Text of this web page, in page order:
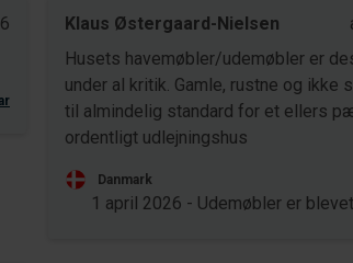
Klaus Østergaard-Nielsen
Husets havemøbler/udemøbler er
under al kritik. Gamle, rustne og ikke
til almindelig standard for et ellers
ordentligt udlejningshus
Danmark
1 april 2026 - Udemøbler er